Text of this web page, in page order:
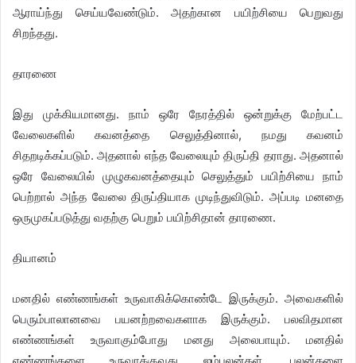
ஆராய்ந்து செய்யவேண்டும். அதற்கான பயிற்சியை பெறுவது
சிறந்தது.
தாரணை
இது முக்கியமானது. நாம் ஒரே நேரத்தில் ஒன்றுக்கு மேற்பட்ட
வேலைகளில் கவனத்தை செலுத்தினால், நமது கவனம்
சிதறடிக்கப்படும். அதனால் எந்த வேலையும் திருப்தி தராது. அதனால்
ஒரே வேலையில் முழுகவனத்தையும் செலுத்தும் பயிற்சியை நாம்
பெற்றால் அந்த வேலை திருப்தியாக முடிந்துவிடும். அப்படி மனதை
ஒருமுகப்படுத்து வதற்கு பெறும் பயிற்சிதான் தாரணை.
தியானம்
மனதில் எண்ணங்கள் உருவாகிக்கொண்டே இருக்கும். அவைகளில்
பெரும்பாலானவை பயனற்றவைகளாக இருக்கும். பலவிதமான
எண்ணங்கள் உருவாகும்போது மனது அலைபாயும். மனதில்